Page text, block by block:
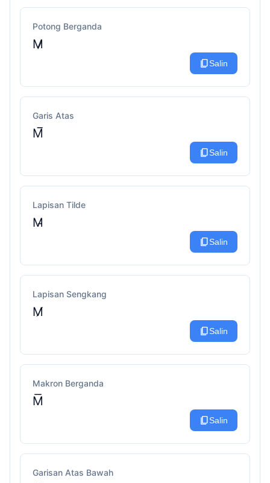
Potong Berganda
M̷
content_copySalin
Garis Atas
M̅
content_copySalin
Lapisan Tilde
M̴
content_copySalin
Lapisan Sengkang
M̸
content_copySalin
Makron Berganda
M͞
content_copySalin
Garisan Atas Bawah